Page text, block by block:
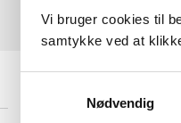
Vi bruger cookies til
samtykke ved at
Nødvendig